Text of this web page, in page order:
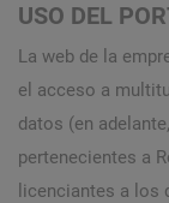
USO DEL
La web de la
el acceso a
datos (en
pertenecientes a
licenciantes a los